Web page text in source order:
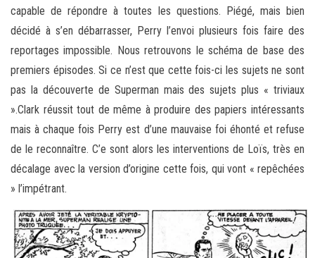
capable de répondre à toutes les questions. Piégé, mais bien
décidé à s’en débarrasser, Perry l’envoi plusieurs fois faire des
reportages impossible. Nous retrouvons le schéma de base des
premiers épisodes. Si ce n’est que cette fois-ci les sujets ne sont
pas la découverte de Superman mais des sujets plus « triviaux
».Clark réussit tout de même à produire des papiers intéressants
mais à chaque fois Perry est d’une mauvaise foi éhonté et refuse
de le reconnaître. C’e sont alors les interventions de Loïs, très en
décalage avec la version d’origine cette fois, qui vont « repêchées
» l’impétrant.